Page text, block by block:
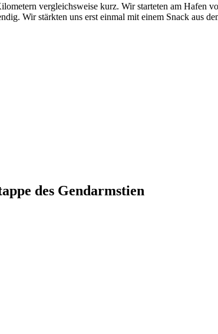
vergleichsweise kurz. Wir starteten am Hafen
Wir stärkten uns erst einmal mit einem Snack aus
des Gendarmstien